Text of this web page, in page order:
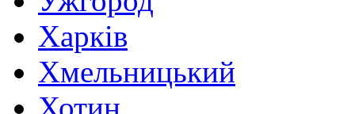
Харків
Хмельницький